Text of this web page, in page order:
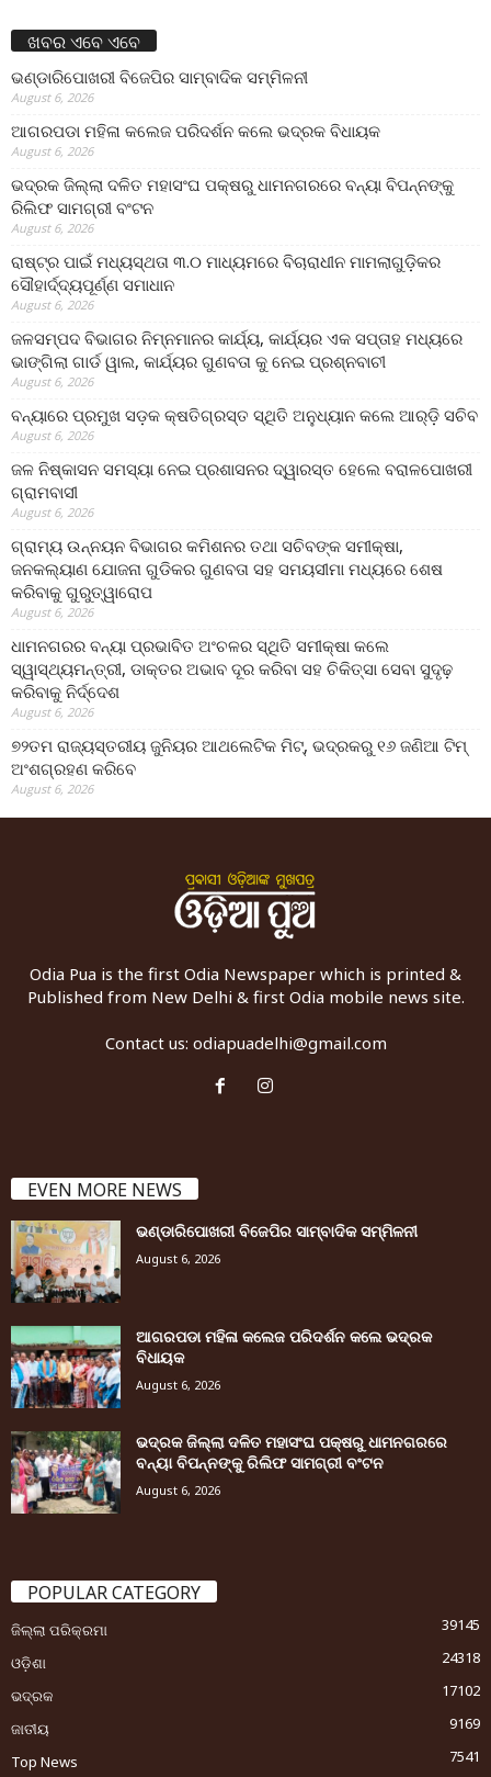
ଖବର ଏବେ ଏବେ
ଭଣ୍ଡାରିପୋଖରୀ ବିଜେପିର ସାମ୍ବାଦିକ ସମ୍ମିଳନୀ
August 6, 2026
ଆଗରପଡା ମହିଳା କଲେଜ ପରିଦର୍ଶନ କଲେ ଭଦ୍ରକ ବିଧାୟକ
August 6, 2026
ଭଦ୍ରକ ଜିଲ୍ଲା ଦଳିତ ମହାସଂଘ ପକ୍ଷରୁ ଧାମନଗରରେ ବନ୍ୟା ବିପନ୍ନଙ୍କୁ
ରିଲିଫ ସାମଗ୍ରୀ ବଂଟନ
August 6, 2026
ରାଷ୍ଟ୍ର ପାଇଁ ମଧ୍ୟସ୍ଥତା ୩.୦ ମାଧ୍ୟମରେ ବିଚାରାଧୀନ ମାମଲାଗୁଡ଼ିକର
ସୌହାର୍ଦ୍ଦ୍ୟପୂର୍ଣ୍ଣ ସମାଧାନ
August 6, 2026
ଜଳସମ୍ପଦ ବିଭାଗର ନିମ୍ନମାନର କାର୍ଯ୍ୟ, କାର୍ଯ୍ୟର ଏକ ସପ୍ତାହ ମଧ୍ୟରେ
ଭାଙ୍ଗିଲା ଗାର୍ଡ ୱାଲ, କାର୍ଯ୍ୟର ଗୁଣବତା କୁ ନେଇ ପ୍ରଶ୍ନବାଚୀ
August 6, 2026
ବନ୍ୟାରେ ପ୍ରମୁଖ ସଡ଼କ କ୍ଷତିଗ୍ରସ୍ତ ସ୍ଥିତି ଅନୁଧ୍ୟାନ କଲେ ଆର୍‌ଡ଼ି ସଚିବ
August 6, 2026
ଜଳ ନିଷ୍କାସନ ସମସ୍ୟା ନେଇ ପ୍ରଶାସନର ଦ୍ୱାରସ୍ତ ହେଲେ ବରାଳପୋଖରୀ
ଗ୍ରାମବାସୀ
August 6, 2026
ଗ୍ରାମ୍ୟ ଉନ୍ନୟନ ବିଭାଗର କମିଶନର ତଥା ସଚିବଙ୍କ ସମୀକ୍ଷା,
ଜନକଲ୍ୟାଣ ଯୋଜନା ଗୁଡିକର ଗୁଣବତା ସହ ସମୟସୀମା ମଧ୍ୟରେ ଶେଷ
କରିବାକୁ ଗୁରୁତ୍ୱାରୋପ
August 6, 2026
ଧାମନଗରର ବନ୍ୟା ପ୍ରଭାବିତ ଅଂଚଳର ସ୍ଥିତି ସମୀକ୍ଷା କଲେ
ସ୍ୱାସ୍ଥ୍ୟମନ୍ତ୍ରୀ, ଡାକ୍ତର ଅଭାବ ଦୂର କରିବା ସହ ଚିକିତ୍ସା ସେବା ସୁଦୃଢ଼
କରିବାକୁ ନିର୍ଦ୍ଦେଶ
August 6, 2026
୭୨ତମ ରାଜ୍ୟସ୍ତରୀୟ ଜୁନିୟର ଆଥଲେଟିକ ମିଟ୍‌, ଭଦ୍ରକରୁ ୧୬ ଜଣିଆ ଟିମ୍
ଅଂଶଗ୍ରହଣ କରିବେ
August 6, 2026
Odia Pua is the first Odia Newspaper which is printed &
Published from New Delhi & first Odia mobile news site.
Contact us: odiapuadelhi@gmail.com
EVEN MORE NEWS
ଭଣ୍ଡାରିପୋଖରୀ ବିଜେପିର ସାମ୍ବାଦିକ ସମ୍ମିଳନୀ
August 6, 2026
ଆଗରପଡା ମହିଳା କଲେଜ ପରିଦର୍ଶନ କଲେ ଭଦ୍ରକ
ବିଧାୟକ
August 6, 2026
ଭଦ୍ରକ ଜିଲ୍ଲା ଦଳିତ ମହାସଂଘ ପକ୍ଷରୁ ଧାମନଗରରେ
ବନ୍ୟା ବିପନ୍ନଙ୍କୁ ରିଲିଫ ସାମଗ୍ରୀ ବଂଟନ
August 6, 2026
POPULAR CATEGORY
ଜିଲ୍ଲା ପରିକ୍ରମା
39145
ଓଡ଼ିଶା
24318
ଭଦ୍ରକ
17102
ଜାତୀୟ
9169
Top News
7541